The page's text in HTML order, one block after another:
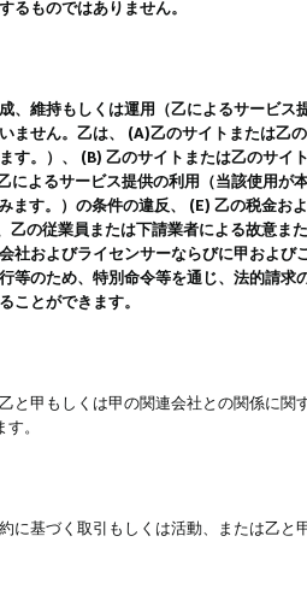
ものではありません。
維持もしくは運用（乙によるサービ
せん。乙は、 (A)乙のサイトまたは乙
。）、 (B) 乙のサイトまたは乙のサイ
よるサービス提供の利用（当該使用が
す。）の条件の違反、 (E) 乙の税金お
の従業員または下請業者による故意ま
およびライセンサーならびに甲およ
のため、特別命令等を通じ、法的請
ことができます。
甲もしくは甲の関連会社との関係に関
。
基づく取引もしくは活動、または乙